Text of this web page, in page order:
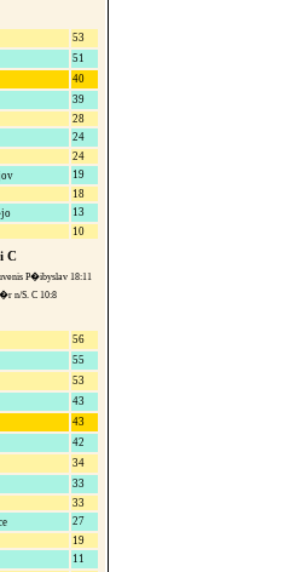
53
51
40
39
28
24
24
19
18
13
10
C
P�ibyslav 18:11
n/S. C 10:8
56
55
53
43
43
42
34
33
33
27
19
11